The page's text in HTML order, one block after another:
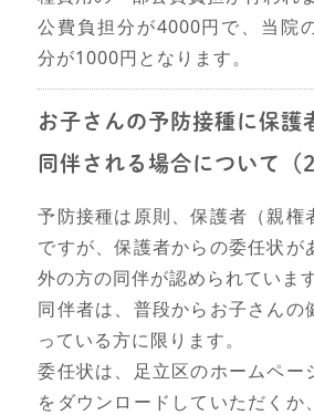
公費負担分が4000円で、当院
分が1000円となります。
お子さんの予防接種に保護
同伴される場合について（
予防接種は原則、保護者（親権
ですが、保護者からの委任状が
外の方の同伴が認められています
同伴者は、普段からお子さんの
っている方に限ります。
委任状は、足立区のホームペー
をダウンロードしていただくか